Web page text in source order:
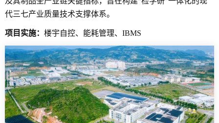
代三七产业质量技术支撑体系。
项目实施： 楼宇自控、能耗管理、IBMS